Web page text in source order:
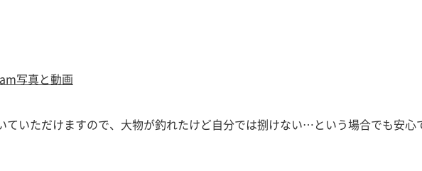
写真と動画
いただけますので、大物が釣れたけど自分では捌けない…という場合でも安心